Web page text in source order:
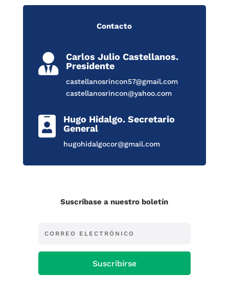
Contacto

Carlos Julio Castellanos.
Presidente
castellanosrincon57@gmail.com
castellanosrincon@yahoo.com

Hugo Hidalgo. Secretario
General
hugohidalgocor@gmail.com
Suscríbase a nuestro boletín
Suscribirse